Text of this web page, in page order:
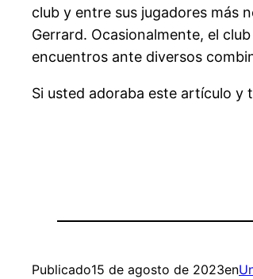
club y entre sus jugadores más
Gerrard. Ocasionalmente, el
encuentros ante diversos
Si usted adoraba este artículo y
Publicado15 de agosto de 2023en